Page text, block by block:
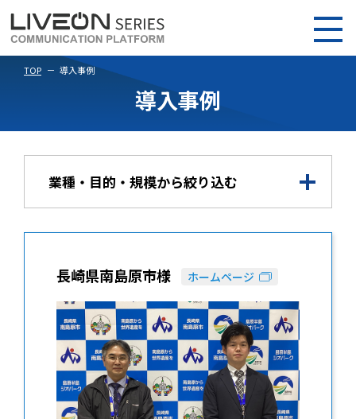
TOP 導入事例
導入事例
業種・目的・規模から絞り込む
長崎県南島原市様 ホームページ